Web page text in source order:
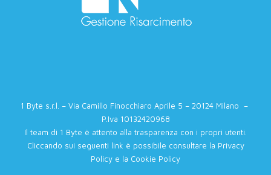
1 Byte s.r.l. – Via Camillo Finocchiaro Aprile 5 – 20124 Milano –
P.Iva 10132420968
Il team di 1 Byte è attento alla trasparenza con i propri utenti.
Cliccando sui seguenti link è possibile consultare la Privacy
Policy e la Cookie Policy